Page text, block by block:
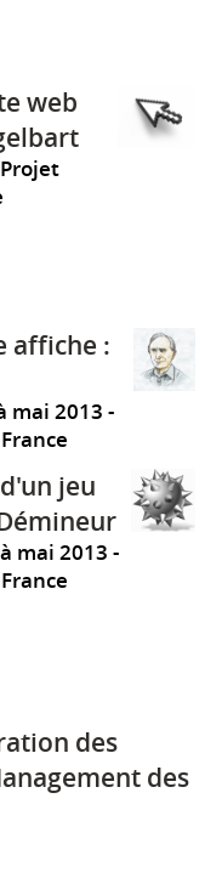
web
Projet
affiche :
mai 2013
France
jeu
mai 2013
France
des
des